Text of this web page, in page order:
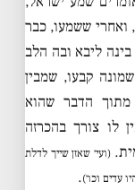
ואחרי ששמעו, כבר
בינה ליבא ובה הלב
קבעו, שמבין
מתוך הדבר שהוא
לו צורך בהכרזה
(ועי׳ שאזן שייך לדלת
עדים וכו׳).